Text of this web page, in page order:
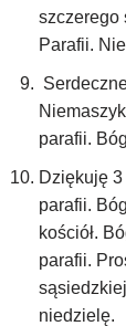
szczerego
Parafii.
parafii.
Dziękuję
parafii.
kościół.
parafii.
niedzielę.